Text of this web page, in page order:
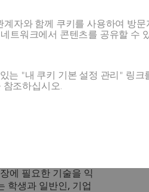
. 양 기관의 운영 협력
시스템코리아 문귀
) 및 창원대학교 스마
이뤄졌다.
디어 창출로 제조 혁
습 및 연구 검증을 수
마트 제조 교육장
험실(Innovation
MSC) 등 3개 시설
리언스 플랫폼을 활
에 필요한 기술을 익
학생과 일반인, 기업
자와 함께 쿠키를 사용하여 방
트워크에서 콘텐츠를 공유할 수
는 "내 쿠키 기본 설정 관리" 링
참조하십시오.